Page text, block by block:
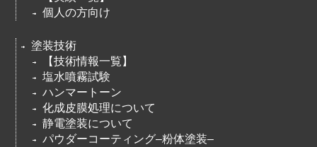
個人の方向け
塗装技術
【技術情報一覧】
塩水噴霧試験
ハンマートーン
化成皮膜処理について
静電塗装について
パウダーコーティング–粉体塗装–